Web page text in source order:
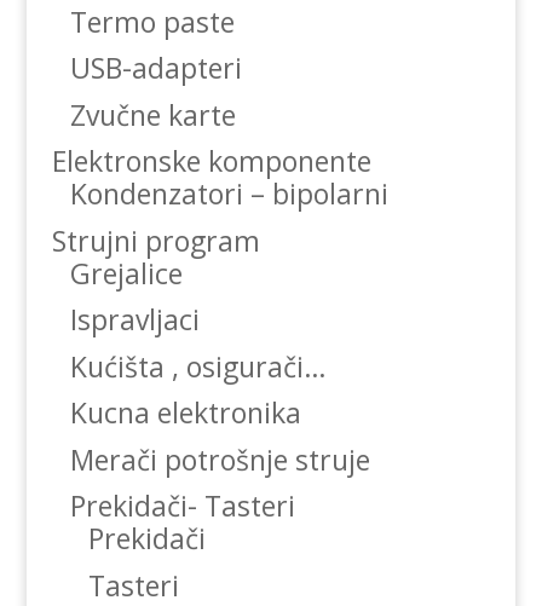
Termo paste
USB-adapteri
Zvučne karte
Elektronske komponente
Kondenzatori – bipolarni
Strujni program
Grejalice
Ispravljaci
Kućišta , osigurači…
Kucna elektronika
Merači potrošnje struje
Prekidači- Tasteri
Prekidači
Tasteri